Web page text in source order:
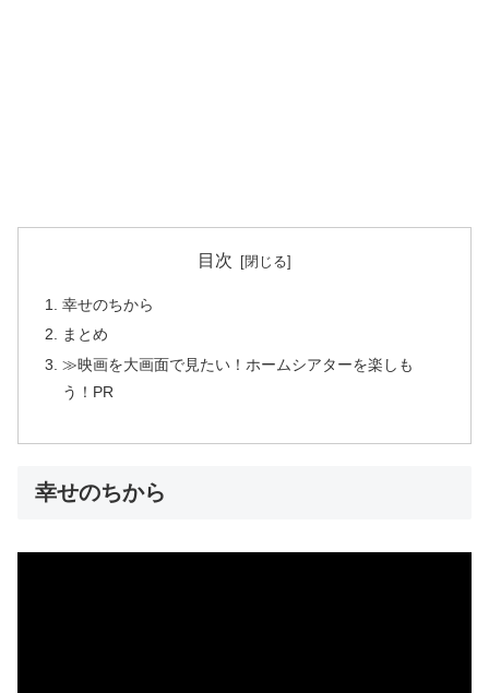
目次
幸せのちから
まとめ
≫映画を大画面で見たい！ホームシアターを楽しも
う！PR
幸せのちから